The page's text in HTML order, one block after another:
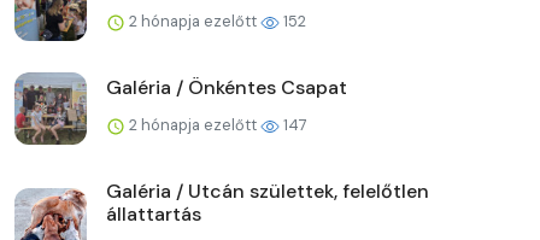
2 hónapja ezelőtt 152
Galéria / Önkéntes Csapat
2 hónapja ezelőtt 147
Galéria / Utcán születtek, felelőtlen
állattartás